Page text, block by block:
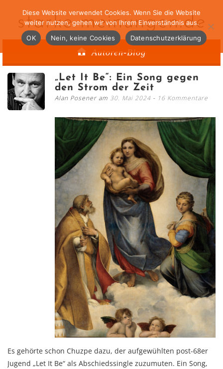
starke-meinungen.de
Autoren-Blog
„Let It Be“: Ein Song gegen
den Strom der Zeit
Alan Posener am 30. Mai 2024 16 Kommentare
Es gehörte schon Chuzpe dazu, der aufgewühlten post-68er
Jugend „Let It Be“ als Abschiedssingle zuzumuten. Ein Song,
Diese Website verwendet Cookies. Wenn Sie die Website
weiter nutzen, gehen wir von Ihrem Einverständnis aus.
OK
Nein, keine Cookies Datenschutzerklärung